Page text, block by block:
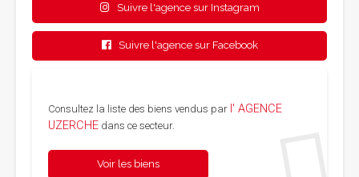
Suivre l'agence sur Instagram
Suivre l'agence sur Facebook
Consultez la liste des biens vendus par l' AGENCE
UZERCHE dans ce secteur.
Voir les biens